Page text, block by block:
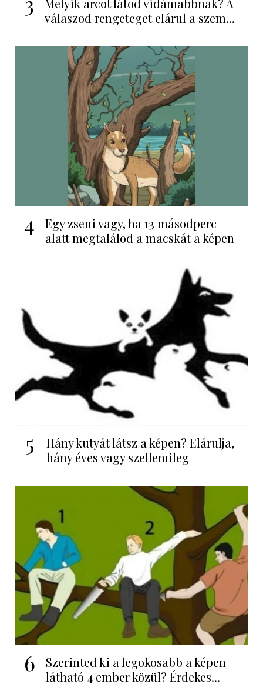
Melyik arcot látod vidámabbnak? A
válaszod rengeteget elárul a szem...
4
Egy zseni vagy, ha 13 másodperc
alatt megtalálod a macskát a képen
5
Hány kutyát látsz a képen? Elárulja,
hány éves vagy szellemileg
6
Szerinted ki a legokosabb a képen
látható 4 ember közül? Érdekes...